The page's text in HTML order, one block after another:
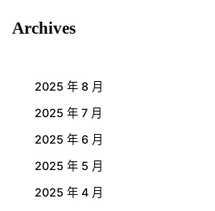
Archives
2025 年 8 月
2025 年 7 月
2025 年 6 月
2025 年 5 月
2025 年 4 月